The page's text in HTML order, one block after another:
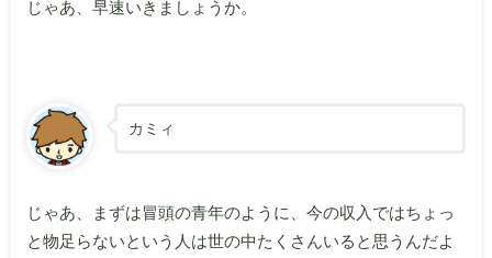
じゃあ、早速いきましょうか。
カミィ
じゃあ、まずは冒頭の青年のように、今の収入ではちょっ
と物足らないという人は世の中たくさんいると思うんだよ